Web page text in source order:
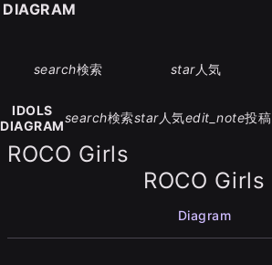
search検索 star人気
IDOLS
DIAGRAM
search検索star人気edit_note投稿
ROCO Girls
ROCO Girls
Diagram